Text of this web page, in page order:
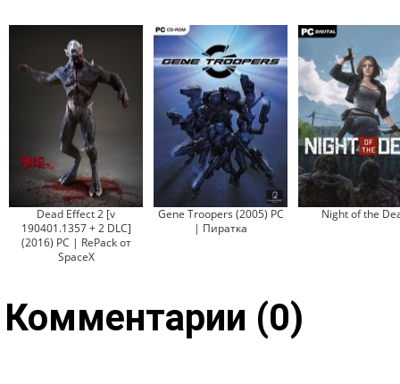
Dead Effect 2 [v
190401.1357 + 2 DLC]
(2016) PC | RePack от
SpaceX
Gene Troopers (2005) PC
| Пиратка
Night of the
Комментарии (0)